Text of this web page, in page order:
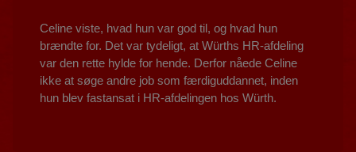
Celine viste, hvad hun var god til, og hvad hun
brændte for. Det var tydeligt, at Würths HR-afdeling
var den rette hylde for hende. Derfor nåede Celine
ikke at søge andre job som færdiguddannet, inden
hun blev fastansat i HR-afdelingen hos Würth.